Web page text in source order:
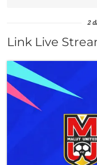
2
Link Live